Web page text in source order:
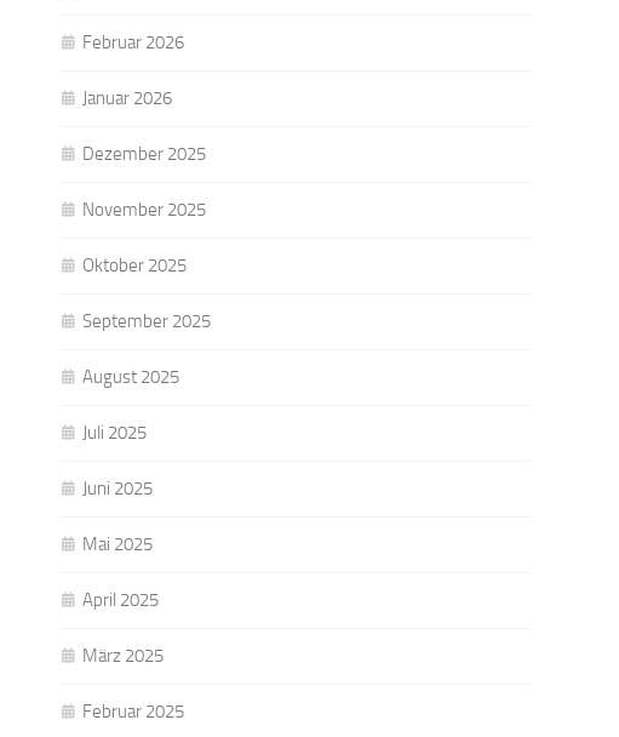
Februar 2026
Januar 2026
Dezember 2025
November 2025
Oktober 2025
September 2025
August 2025
Juli 2025
Juni 2025
Mai 2025
April 2025
März 2025
Februar 2025